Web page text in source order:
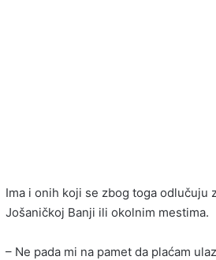
Ima i onih koji se zbog toga odlučuju
Jošaničkoj Banji ili okolnim mestima.
– Ne pada mi na pamet da plaćam